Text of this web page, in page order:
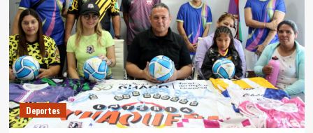
Deportes